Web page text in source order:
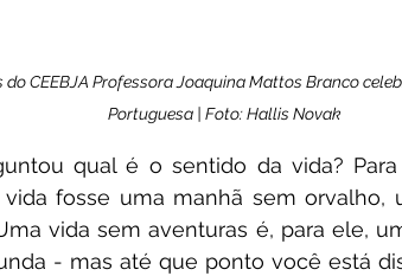
do CEEBJA Professora Joaquina Mattos Branco
Portuguesa | Foto: Hallis Novak
qual é o sentido da vida?
fosse uma manhã sem orvalho,
vida sem aventuras é, para ele,
- mas até que ponto você está